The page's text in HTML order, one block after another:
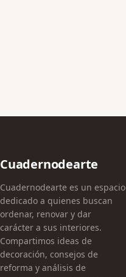
Cuadernodearte
Cuadernodearte es un espacio
dedicado a quienes buscan
ordenar, renovar y dar
carácter a sus interiores.
Compartimos ideas de
decoración, consejos de
reforma y análisis de